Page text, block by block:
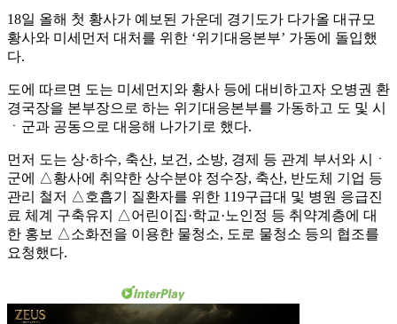
18일 올해 첫 황사가 예보된 가운데 경기도가 다가올 대규모
황사와 미세먼저 대처를 위한 ‘위기대응본부’ 가동에 돌입했
다.
도에 따르면 도는 미세먼지와 황사 등에 대비하고자 오병권 환
경국장을 본부장으로 하는 위기대응본부를 가동하고 도 및 시
ㆍ군과 공동으로 대응해 나가기로 했다.
먼저 도는 상·하수, 축산, 보건, 소방, 경제 등 관계 부서와 시ㆍ
군에 △황사에 취약한 상수분야 정수장, 축산, 반도체 기업 등
관리 철저 △호흡기 질환자를 위한 119구급대 및 병원 응급진
료 체계 구축유지 △어린이집·학교·노인정 등 취약계층에 대
한 홍보 △소화전을 이용한 물청소, 도로 물청소 등의 협조를
요청했다.